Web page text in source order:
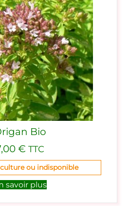
Bio
€ TTC
ou indisponible
savoir plus